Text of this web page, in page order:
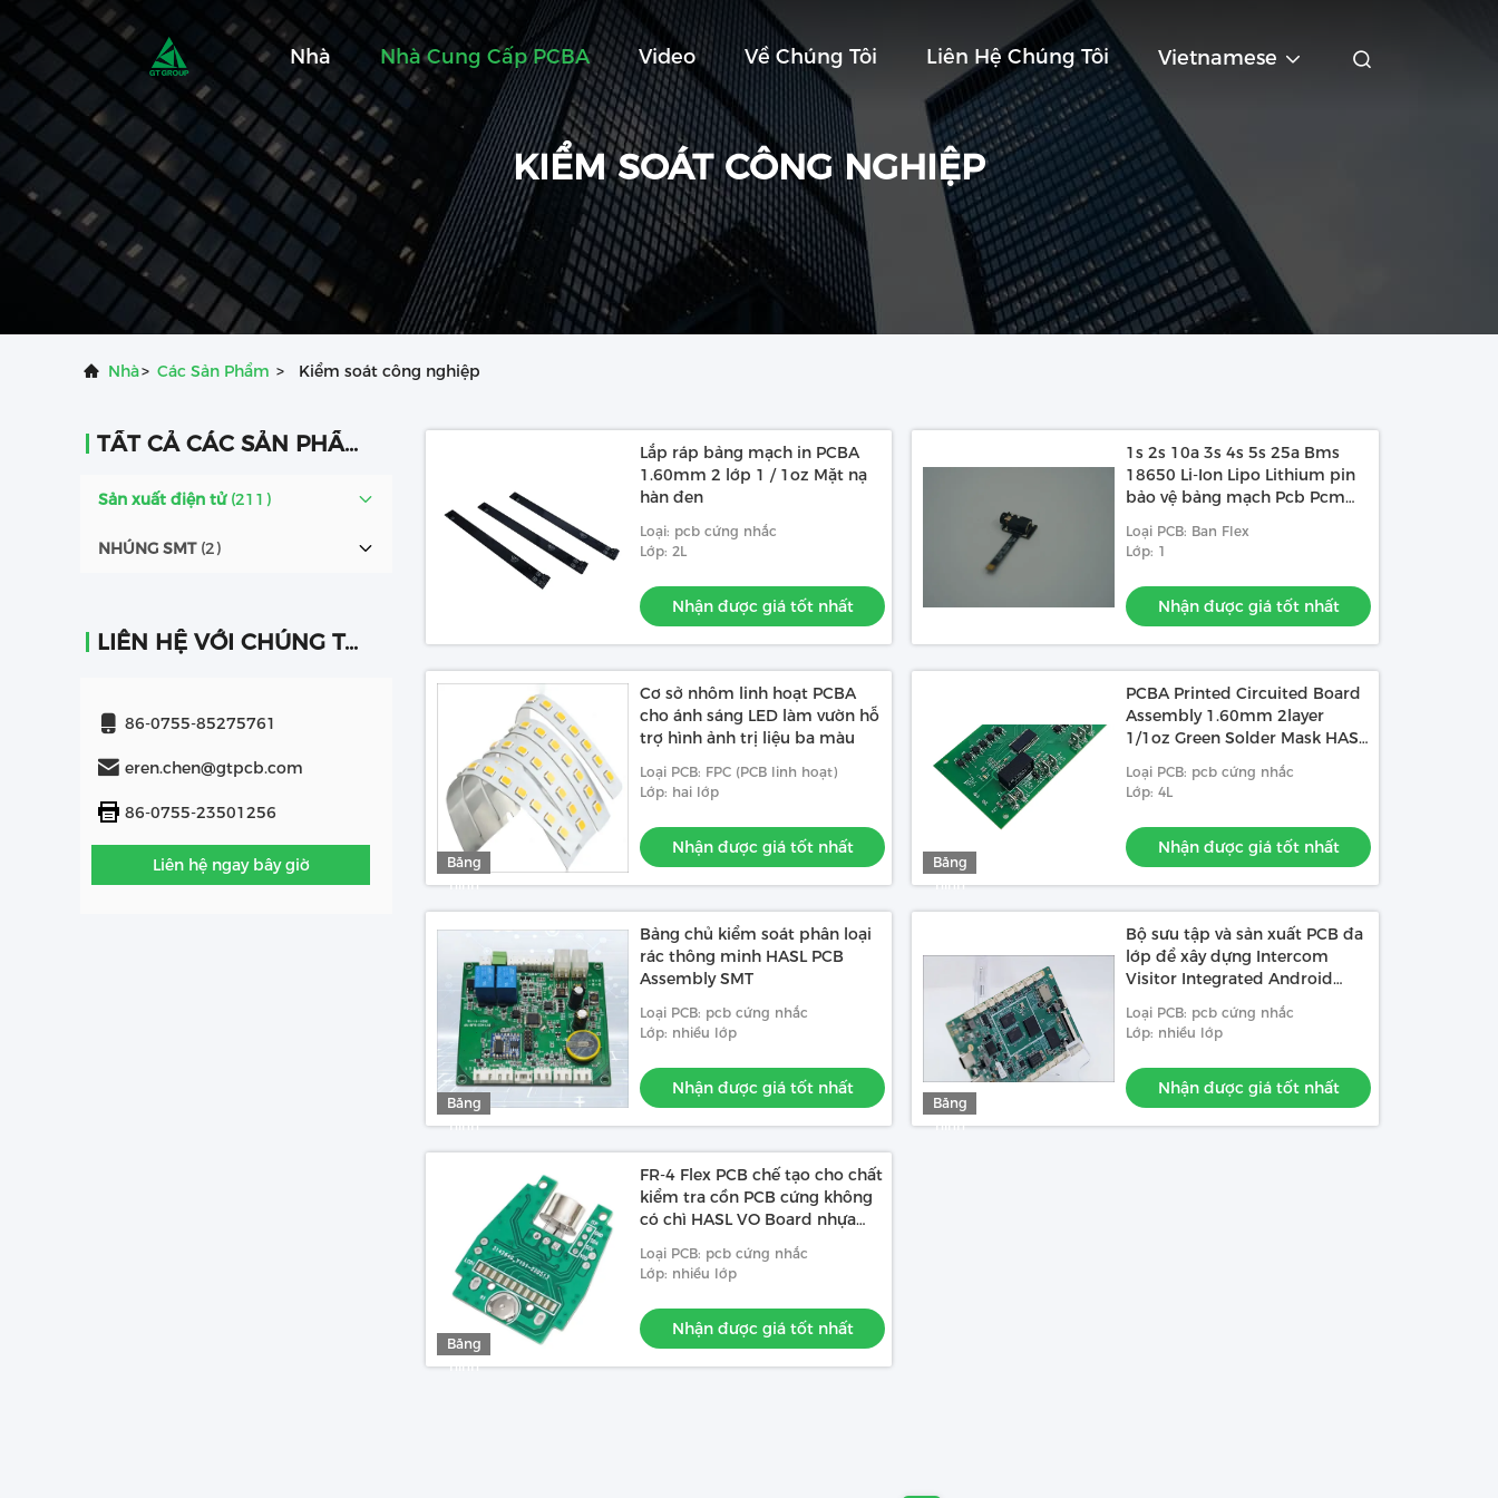
Nhà Nhà Cung Cấp PCBA Video Về Chúng Tôi Liên Hệ Chúng Tôi Vietnamese
KIỂM SOÁT CÔNG NGHIỆP
Nhà> Các Sản Phẩm > Kiểm soát công nghiệp
TẤT CẢ CÁC SẢN PHẨM
Sản xuất điện tử(211)
NHÚNG SMT(2)
LIÊN HỆ VỚI CHÚNG TÔI
86-0755-85275761
eren.chen@gtpcb.com
86-0755-23501256
Liên hệ ngay bây giờ
Lắp ráp bảng mạch in PCBA
1.60mm 2 lớp 1 / 1oz Mặt nạ
hàn đen
Loại: pcb cứng nhắc
Lớp: 2L
Nhận được giá tốt nhất
1s 2s 10a 3s 4s 5s 25a Bms
18650 Li-Ion Lipo Lithium pin
bảo vệ bảng mạch Pcb Pcm
Loại PCB: Ban Flex
Lớp: 1
Nhận được giá tốt nhất
Băng
hình
Cơ sở nhôm linh hoạt PCBA
cho ánh sáng LED làm vườn hỗ
trợ hình ảnh trị liệu ba màu
Loại PCB: FPC (PCB linh hoạt)
Lớp: hai lớp
Nhận được giá tốt nhất
Băng
hình
PCBA Printed Circuited Board
Assembly 1.60mm 2layer
1/1oz Green Solder Mask HASL
Loại PCB: pcb cứng nhắc
Lớp: 4L
Nhận được giá tốt nhất
Băng
hình
Bảng chủ kiểm soát phân loại
rác thông minh HASL PCB
Assembly SMT
Loại PCB: pcb cứng nhắc
Lớp: nhiều lớp
Nhận được giá tốt nhất
Băng
hình
Bộ sưu tập và sản xuất PCB đa
lớp để xây dựng Intercom
Visitor Integrated Android
Loại PCB: pcb cứng nhắc
Lớp: nhiều lớp
Nhận được giá tốt nhất
Băng
hình
FR-4 Flex PCB chế tạo cho chất
kiểm tra cồn PCB cứng không
có chì HASL VO Board nhựa
Loại PCB: pcb cứng nhắc
Lớp: nhiều lớp
Nhận được giá tốt nhất